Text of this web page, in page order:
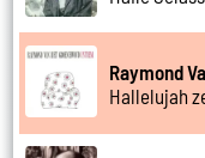
Raymond
Hallelujah